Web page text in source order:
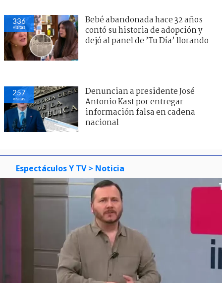
336
visitas
Bebé abandonada hace 32 años
contó su historia de adopción y
dejó al panel de ’Tu Día’ llorando
257
visitas
Denuncian a presidente José
Antonio Kast por entregar
información falsa en cadena
nacional
Espectáculos Y TV > Noticia